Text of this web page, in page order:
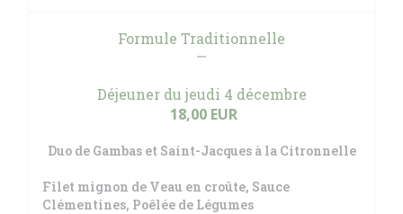
Formule Traditionnelle
Déjeuner du jeudi 4 décembre
18,00 EUR
Duo de Gambas et Saint-Jacques à la Citronnelle
Filet mignon de Veau en croûte, Sauce
Clémentines, Poêlée de Légumes